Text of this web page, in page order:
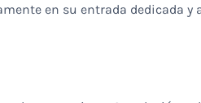
en su entrada dedicada y